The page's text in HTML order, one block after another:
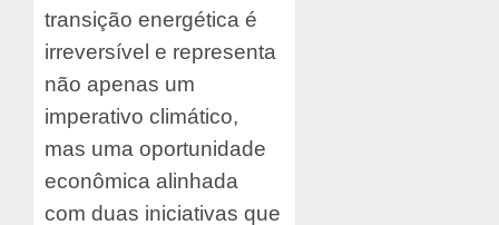
transição energética é
irreversível e representa
não apenas um
imperativo climático,
mas uma oportunidade
econômica alinhada
com duas iniciativas que